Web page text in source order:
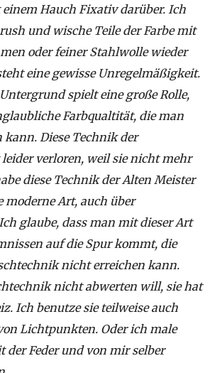
Hauch Fixativ darüber. Ich
und wische Teile der Farbe mit
oder feiner Stahlwolle wieder
eine gewisse Unregelmäßigkeit.
spielt eine große Rolle,
Farbqualtität, die man
Diese Technik der
verloren, weil sie nicht mehr
diese Technik der Alten Meister
moderne Art, auch über
glaube, dass man mit dieser Art
auf die Spur kommt, die
nicht erreichen kann.
nicht abwerten will, sie hat
Ich benutze sie teilweise auch
Lichtpunkten. Oder ich male
Feder und von mir selber